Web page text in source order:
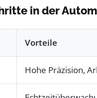
in der
Vorteile
Hohe Präzision,